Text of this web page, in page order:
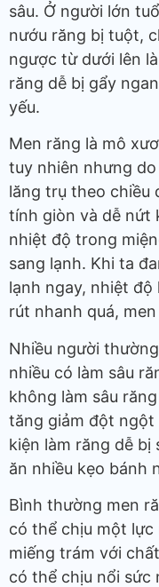
sâu. Ở người lớn
nướu răng bị tuột,
ngược từ dưới lên
răng dễ bị gẩy
yếu.
Men răng là mô
tuy nhiên nhưng
lăng trụ theo chiều
tính giòn và dễ nứt
nhiệt độ trong
sang lạnh. Khi ta
lạnh ngay, nhiệt độ
rút nhanh quá,
Nhiều người
nhiều có làm sâu
không làm sâu
tăng giảm đột ngột
kiện làm răng dễ bị
ăn nhiều kẹo bánh
Bình thường men
có thể chịu một
miếng trám với
có thể chịu nổi sức